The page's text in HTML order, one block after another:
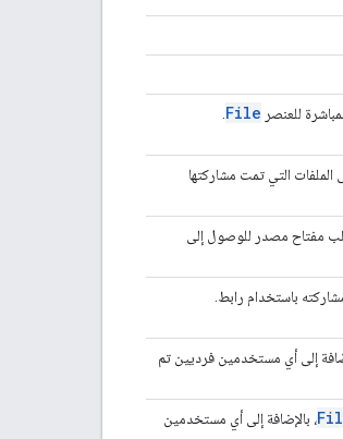
للعنصر File
التي تمت مشاركتها
مفتاح مصدر للوصول إلى
باستخدام رابط.
إلى أي مستخدمين فرديين تم
، بالإضافة إلى أي مستخدمين